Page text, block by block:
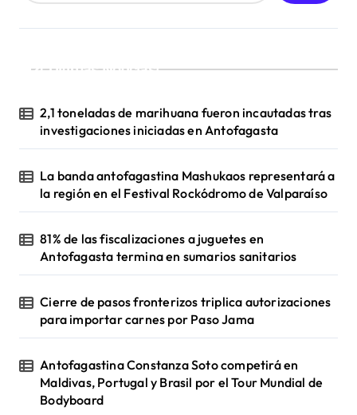
¡Ultimas Noticias!
2,1 toneladas de marihuana fueron incautadas tras
investigaciones iniciadas en Antofagasta
La banda antofagastina Mashukaos representará a
la región en el Festival Rockódromo de Valparaíso
81% de las fiscalizaciones a juguetes en
Antofagasta termina en sumarios sanitarios
Cierre de pasos fronterizos triplica autorizaciones
para importar carnes por Paso Jama
Antofagastina Constanza Soto competirá en
Maldivas, Portugal y Brasil por el Tour Mundial de
Bodyboard